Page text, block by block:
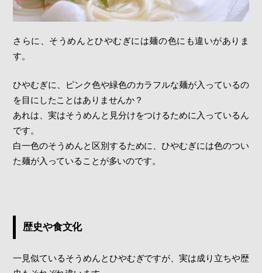
さらに、そうめんとひやむぎには麺の色にも違いがありま
す。
ひやむぎに、ピンク色や緑色のカラフルな麺が入っているの
を目にしたことはありませんか？
あれは、実はそうめんと見分けをつけるために入っているん
です。
白一色のそうめんと区別するために、ひやむぎには色のつい
た麺が入っていることが多いのです。
歴史や食文化
一見似ているそうめんとひやむぎですが、実は成り立ちや歴